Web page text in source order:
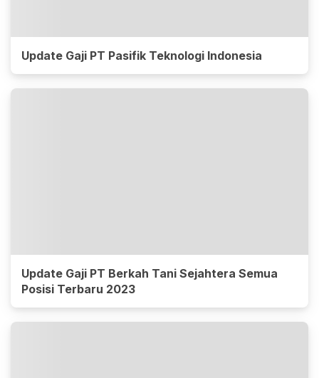
Update Gaji PT Pasifik Teknologi Indonesia
Update Gaji PT Berkah Tani Sejahtera Semua
Posisi Terbaru 2023